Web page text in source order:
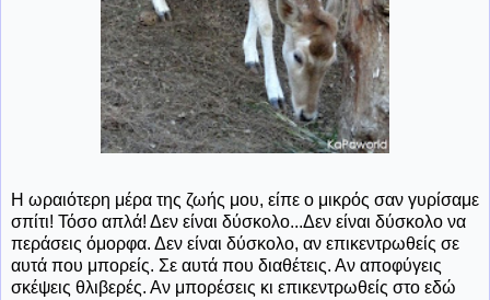
Η ωραιότερη μέρα της ζωής μου, είπε ο μικρός σαν γυρίσαμε
σπίτι! Τόσο απλά! Δεν είναι δύσκολο...Δεν είναι δύσκολο να
περάσεις όμορφα. Δεν είναι δύσκολο, αν επικεντρωθείς σε
αυτά που μπορείς. Σε αυτά που διαθέτεις. Αν αποφύγεις
σκέψεις θλιβερές. Αν μπορέσεις κι επικεντρωθείς στο εδώ